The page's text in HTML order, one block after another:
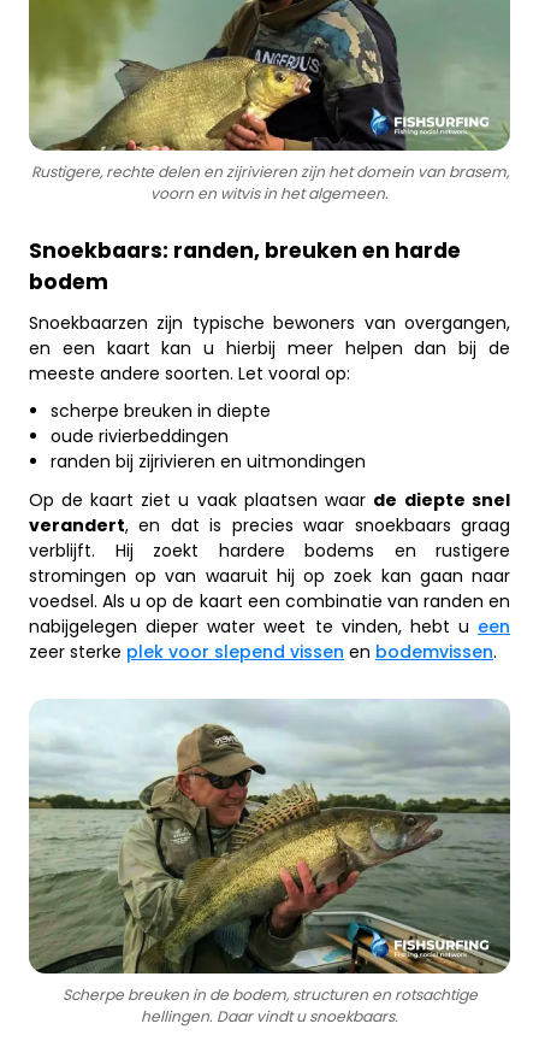
Rustigere, rechte delen en zijrivieren zijn het domein van brasem,
voorn en witvis in het algemeen.
Snoekbaars: randen, breuken en harde
bodem
Snoekbaarzen zijn typische bewoners van overgangen,
en een kaart kan u hierbij meer helpen dan bij de
meeste andere soorten. Let vooral op:
scherpe breuken in diepte
oude rivierbeddingen
randen bij zijrivieren en uitmondingen
Op de kaart ziet u vaak plaatsen waar de diepte snel
verandert, en dat is precies waar snoekbaars graag
verblijft. Hij zoekt hardere bodems en rustigere
stromingen op van waaruit hij op zoek kan gaan naar
voedsel. Als u op de kaart een combinatie van randen en
nabijgelegen dieper water weet te vinden, hebt u een
zeer sterke plek voor slepend vissen en bodemvissen.
Scherpe breuken in de bodem, structuren en rotsachtige
hellingen. Daar vindt u snoekbaars.